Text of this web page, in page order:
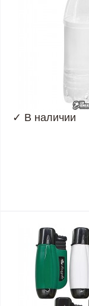
✓ В наличии